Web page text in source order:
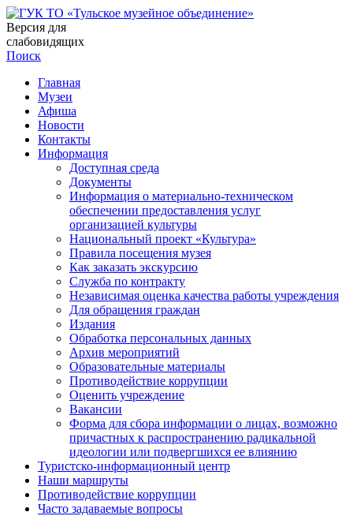
Версия для
слабовидящих
Поиск
Главная
Музеи
Афиша
Новости
Контакты
Информация
Доступная среда
Документы
Информация о материально-техническом
обеспечении предоставления услуг
организацией культуры
Национальный проект «Культура»
Правила посещения музея
Как заказать экскурсию
Служба по контракту
Независимая оценка качества работы учреждения
Для обращения граждан
Издания
Обработка персональных данных
Архив мероприятий
Образовательные материалы
Противодействие коррупции
Оценить учреждение
Вакансии
Форма для сбора информации о лицах, возможно
причастных к распространению радикальной
идеологии или подвергшихся ее влиянию
Туристско-информационный центр
Наши маршруты
Противодействие коррупции
Часто задаваемые вопросы